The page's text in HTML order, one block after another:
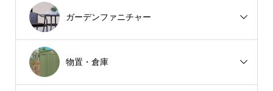
ガーデンファニチャー
物置・倉庫